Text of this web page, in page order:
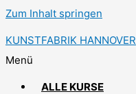
Zum Inhalt springen
KUNSTFABRIK HANNOVER
Menü
ALLE KURSE